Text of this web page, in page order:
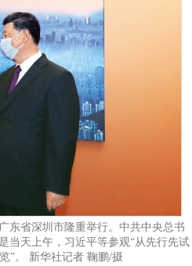
东省深圳市隆重举行。中共中央总书
当天上午，习近平等参观“从先行先试
”。 新华社记者 鞠鹏/摄